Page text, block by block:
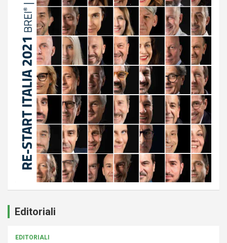
Editoriali
EDITORIALI